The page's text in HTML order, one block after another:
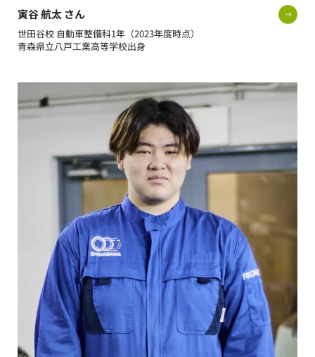
寅谷 航太 さん
世田谷校 自動車整備科1年（2023年度時点）
青森県立八戸工業高等学校出身